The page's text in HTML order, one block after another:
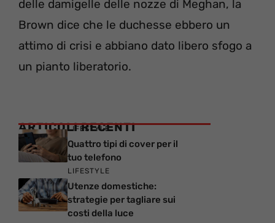
delle damigelle delle nozze di Meghan, la
Brown dice che le duchesse ebbero un
attimo di crisi e abbiano dato libero sfogo a
un pianto liberatorio.
ARTICOLI RECENTI
LIFESTYLE
Quattro tipi di cover per il
tuo telefono
LIFESTYLE
Utenze domestiche:
strategie per tagliare sui
costi della luce